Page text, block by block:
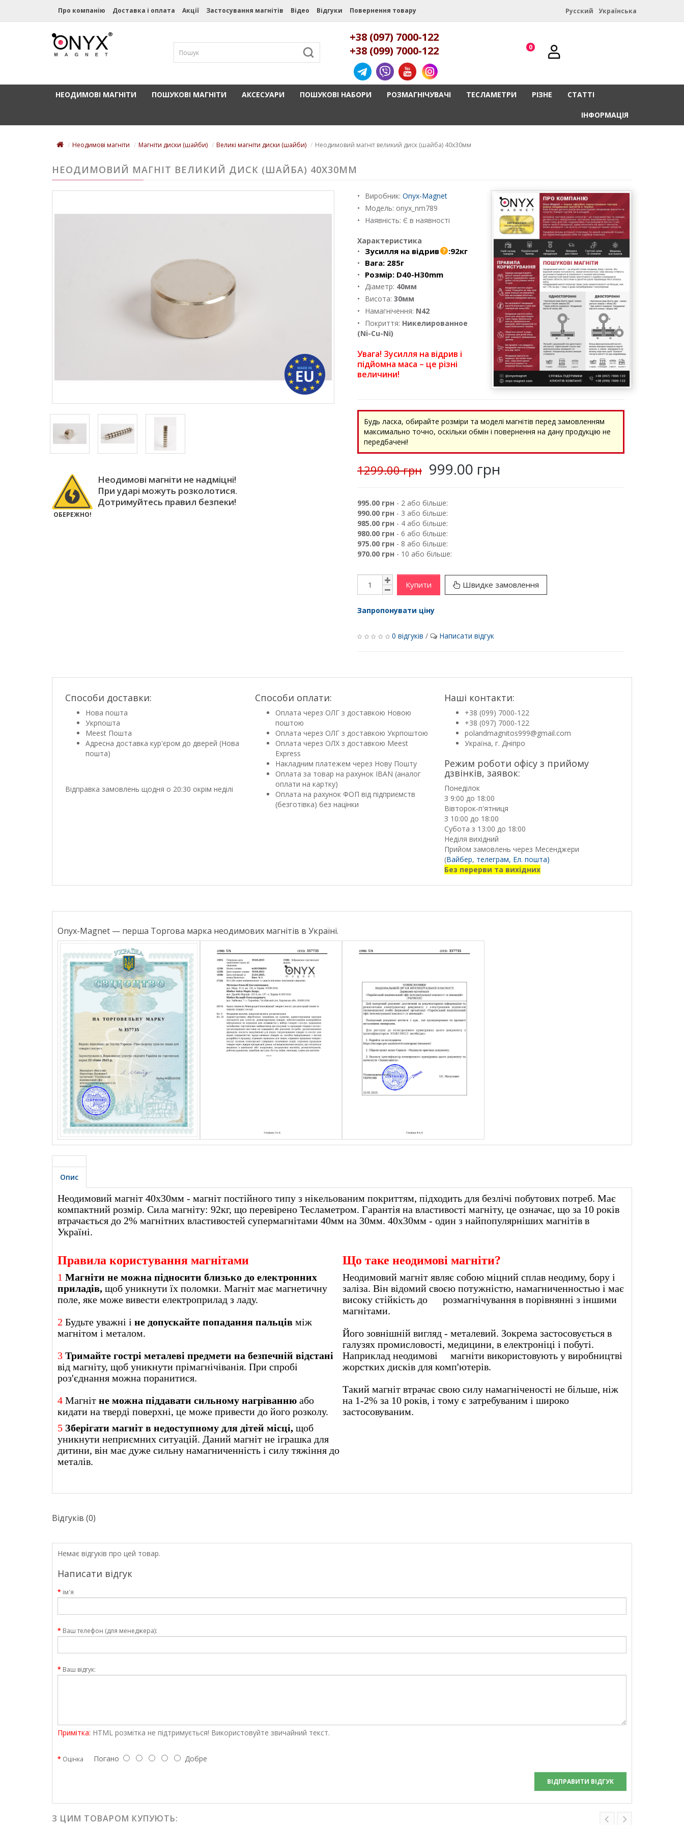
Про компанію Доставка і оплата Акції Застосування магнітів Відео Відгуки Повернення товару Русский Українська
+38 (097) 7000-122
+38 (099) 7000-122
0
НЕОДИМОВІ МАГНІТИ ПОШУКОВІ МАГНІТИ АКСЕСУАРИ ПОШУКОВІ НАБОРИ РОЗМАГНІЧУВАЧІ ТЕСЛАМЕТРИ РІЗНЕ СТАТТІ
ІНФОРМАЦІЯ
Неодимові магніти Магніти диски (шайби) Великі магніти диски (шайби) Неодимовий магніт великий диск (шайба) 40х30мм
НЕОДИМОВИЙ МАГНІТ ВЕЛИКИЙ ДИСК (ШАЙБА) 40Х30ММ
ОБЕРЕЖНО!
Неодимові магніти не надміцні!
При ударі можуть розколотися.
Дотримуйтесь правил безпеки!
Виробник: Onyx-Magnet
Модель: onyx_nm789
Наявність: Є в наявності
Характеристика
Зусилля на відрив :92кг
Вага: 285г
Розмір: D40-H30mm
Діаметр: 40мм
Висота: 30мм
Намагнічення: N42
Покриття: Никелированное
(Ni-Cu-Ni)
Увага! Зусилля на відрив і
підйомна маса – це різні
величини!
Будь ласка, обирайте розміри та моделі магнітів перед замовленням
максимально точно, оскільки обмін і повернення на дану продукцію не
передбачені!
1299.00 грн 999.00 грн
995.00 грн - 2 або більше:
990.00 грн - 3 або більше:
985.00 грн - 4 або більше:
980.00 грн - 6 або більше:
975.00 грн - 8 або більше:
970.00 грн - 10 або більше:
Купити Швидке замовлення
Запропонувати ціну
0 відгуків / Написати відгук
Способи доставки:
Нова пошта
Укрпошта
Meest Пошта
Адресна доставка кур'єром до дверей (Нова
пошта)
Відправка замовлень щодня о 20:30 окрім неділі
Способи оплати:
Оплата через ОЛГ з доставкою Новою
поштою
Оплата через ОЛГ з доставкою Укрпоштою
Оплата через ОЛХ з доставкою Meest
Express
Накладним платежем через Нову Пошту
Оплата за товар на рахунок IBAN (аналог
оплати на картку)
Оплата на рахунок ФОП від підприємств
(безготівка) без націнки
Наші контакти:
+38 (099) 7000-122
+38 (097) 7000-122
polandmagnitos999@gmail.com
Україна, г. Дніпро
Режим роботи офісу з прийому
дзвінків, заявок:
Понеділок
З 9:00 до 18:00
Вівторок-п'ятниця
З 10:00 до 18:00
Субота з 13:00 до 18:00
Неділя вихідний
Прийом замовлень через Месенджери
(Вайбер, телеграм, Ел. пошта)
Без перерви та вихідних
Onyx-Magnet — перша Торгова марка неодимових магнітів в Україні.
Опис
Неодимовий магніт 40х30мм - магніт постійного типу з нікельованим покриттям, підходить для безлічі побутових потреб. Має
компактний розмір. Сила магніту: 92кг, що перевірено Тесламетром. Гарантія на властивості магніту, це означає, що за 10 років
втрачається до 2% магнітних властивостей супермагнітами 40мм на 30мм. 40х30мм - один з найпопулярніших магнітів в
Україні.
Правила користування магнітами Що таке неодимові магніти?
1 Магніти не можна підносити близько до електронних
приладів, щоб уникнути їх поломки. Магніт має магнетичну
поле, яке може вивести електроприлад з ладу.
2 Будьте уважні і не допускайте попадання пальців між
магнітом і металом.
3 Тримайте гострі металеві предмети на безпечній відстані
від магніту, щоб уникнути прімагнічіванія. При спробі
роз'єднання можна поранитися.
4 Магніт не можна піддавати сильному нагріванню або
кидати на тверді поверхні, це може привести до його розколу.
5 Зберігати магніт в недоступному для дітей місці, щоб
уникнути неприємних ситуацій. Даний магніт не іграшка для
дитини, він має дуже сильну намагниченність і силу тяжіння до
металів.
Неодимовий магніт являє собою міцний сплав неодиму, бору і
заліза. Він відомий своєю потужністю, намагниченностью і має
високу стійкість до розмагнічування в порівнянні з іншими
магнітами.
Його зовнішній вигляд - металевий. Зокрема застосовується в
галузях промисловості, медицини, в електроніці і побуті.
Наприклад неодимові магніти використовують у виробництві
жорстких дисків для комп'ютерів.
Такий магніт втрачає свою силу намагніченості не більше, ніж
на 1-2% за 10 років, і тому є затребуваним і широко
застосовуваним.
Відгуків (0)
Немає відгуків про цей товар.
Написати відгук
ім'я
Ваш телефон (для менеджера):
Ваш відгук:
Примітка: HTML розмітка не підтримується! Використовуйте звичайний текст.
Оцінка Погано Добре
ВІДПРАВИТИ ВІДГУК
З ЦИМ ТОВАРОМ КУПУЮТЬ: